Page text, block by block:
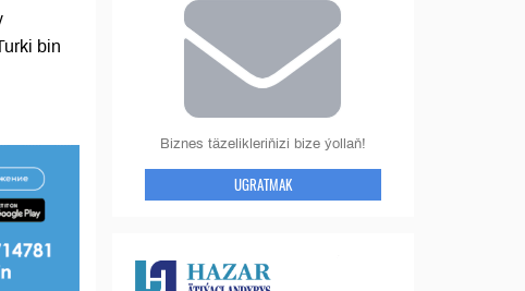
bin
Biznes täzelikleriňizi bize ýollaň!
UGRATMAK